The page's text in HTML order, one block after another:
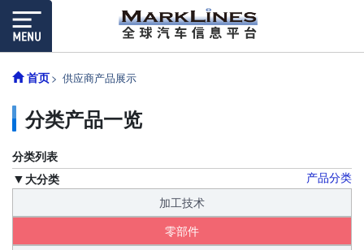
首页 供应商产品展示
分类产品一览
分类列表
产品分类
大分类
加工技术
零部件